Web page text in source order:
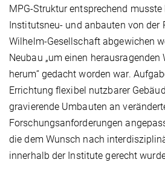
MPG-Struktur entsprechend
Institutsneu- und anbauten von der
Wilhelm-Gesellschaft abgewichen
Neubau „um einen
herum“ gedacht worden war.
Errichtung flexibel nutzbarer
gravierende Umbauten an
Forschungsanforderungen
die dem Wunsch nach
innerhalb der Institute gerecht